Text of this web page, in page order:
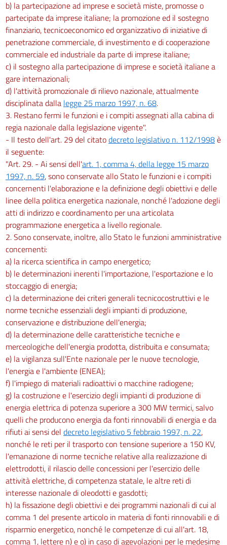
b) la partecipazione ad imprese e società miste, promosse o
partecipate da imprese italiane; la promozione ed il sostegno
finanziario, tecnicoeconomico ed organizzativo di iniziative di
penetrazione commerciale, di investimento e di cooperazione
commerciale ed industriale da parte di imprese italiane;
c) il sostegno alla partecipazione di imprese e società italiane a
gare internazionali;
d) l'attività promozionale di rilievo nazionale, attualmente
disciplinata dalla legge 25 marzo 1997, n. 68.
3. Restano fermi le funzioni e i compiti assegnati alla cabina di
regia nazionale dalla legislazione vigente".
- Il testo dell'art. 29 del citatodecreto legislativo n. 112/1998è
il seguente:
"Art. 29. - Ai sensi dell'art. 1, comma 4, della legge 15 marzo
1997, n. 59, sono conservate allo Stato le funzioni e i compiti
concernenti l'elaborazione e la definizione degli obiettivi e delle
linee della politica energetica nazionale, nonché l'adozione degli
atti di indirizzo e coordinamento per una articolata
programmazione energetica a livello regionale.
2. Sono conservate, inoltre, allo Stato le funzioni amministrative
concernenti:
a) la ricerca scientifica in campo energetico;
b) le determinazioni inerenti l'importazione, l'esportazione e lo
stoccaggio di energia;
c) la determinazione dei criteri generali tecnicocostruttivi e le
norme tecniche essenziali degli impianti di produzione,
conservazione e distribuzione dell'energia;
d) la determinazione delle caratteristiche tecniche e
merceologiche dell'energia prodotta, distribuita e consumata;
e) la vigilanza sull'Ente nazionale per le nuove tecnologie,
l'energia e l'ambiente (ENEA);
f) l'impiego di materiali radioattivi o macchine radiogene;
g) la costruzione e l'esercizio degli impianti di produzione di
energia elettrica di potenza superiore a 300 MW termici, salvo
quelli che producono energia da fonti rinnovabili di energia e da
rifiuti ai sensi del decreto legislativo 5 febbraio 1997, n. 22,
nonché le reti per il trasporto con tensione superiore a 150 KV,
l'emanazione di norme tecniche relative alla realizzazione di
elettrodotti, il rilascio delle concessioni per l'esercizio delle
attività elettriche, di competenza statale, le altre reti di
interesse nazionale di oleodotti e gasdotti;
h) la fissazione degli obiettivi e dei programmi nazionali di cui al
comma 1 del presente articolo in materia di fonti rinnovabili e di
risparmio energetico, nonché le competenze di cui all'art. 18,
comma 1, lettere n) e o) in caso di agevolazioni per le medesime